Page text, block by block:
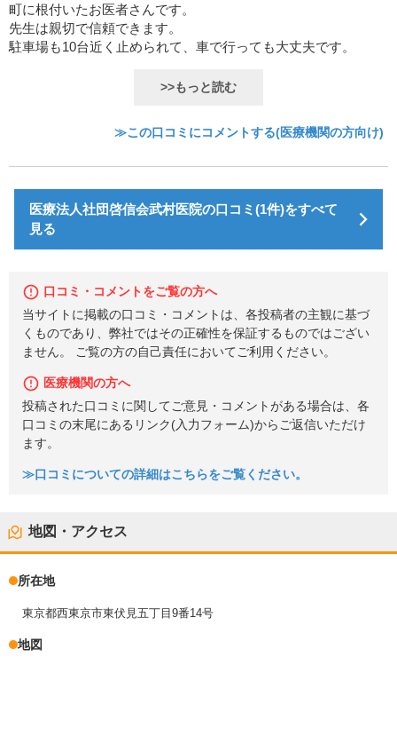
町に根付いたお医者さんです。
先生は親切で信頼できます。
駐車場も10台近く止められて、車で行っても大丈夫です。
>>もっと読む
≫この口コミにコメントする(医療機関の方向け)
医療法人社団啓信会武村医院の口コミ(1件)をすべて
見る
口コミ・コメントをご覧の方へ
当サイトに掲載の口コミ・コメントは、各投稿者の主観に基づ
くものであり、弊社ではその正確性を保証するものではござい
ません。 ご覧の方の自己責任においてご利用ください。
医療機関の方へ
投稿された口コミに関してご意見・コメントがある場合は、各
口コミの末尾にあるリンク(入力フォーム)からご返信いただけ
ます。
≫口コミについての詳細はこちらをご覧ください。
地図・アクセス
所在地
東京都西東京市東伏見五丁目9番14号
地図